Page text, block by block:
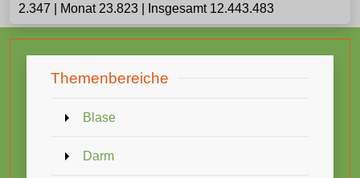
2.347 | Monat 23.823 | Insgesamt 12.443.483
Themenbereiche
Blase
Darm